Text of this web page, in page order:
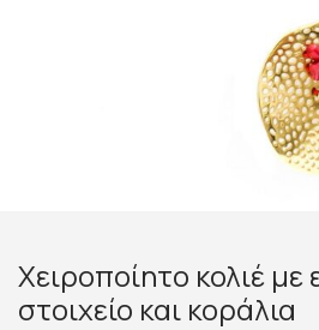
Χειροποίητο κολιέ με
στοιχείο και κοράλια